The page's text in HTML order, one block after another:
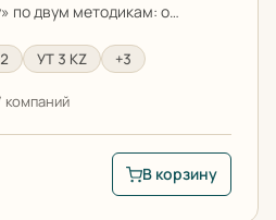
по двум методикам: о…
УТ 3 KZ +3
компаний
В корзину: Отчет
В корзину